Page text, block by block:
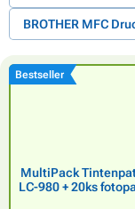
BROTHER MFC
Bestseller
MultiPack
LC-980 + 20ks